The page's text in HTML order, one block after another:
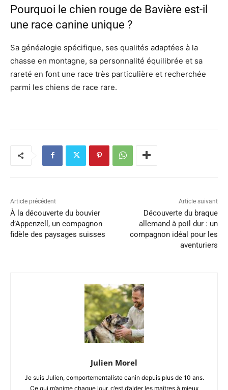
Pourquoi le chien rouge de Bavière est-il
une race canine unique ?
Sa généalogie spécifique, ses qualités adaptées à la
chasse en montagne, sa personnalité équilibrée et sa
rareté en font une race très particulière et recherchée
parmi les chiens de race rare.
Article précédent
À la découverte du bouvier
d’Appenzell, un compagnon
fidèle des paysages suisses
Article suivant
Découverte du braque
allemand à poil dur : un
compagnon idéal pour les
aventuriers
Julien Morel
Je suis Julien, comportementaliste canin depuis plus de 10 ans.
Ce qui m’anime chaque jour, c’est d’aider les maîtres à mieux